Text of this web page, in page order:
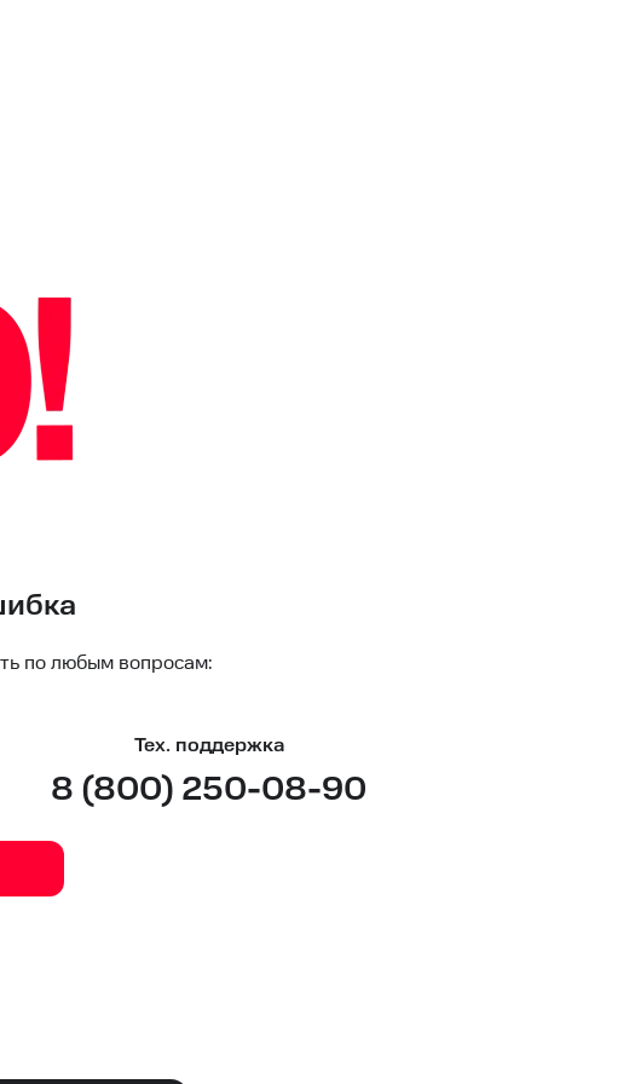
по любым вопросам:
Тех. поддержка
8 (800) 250-08-90